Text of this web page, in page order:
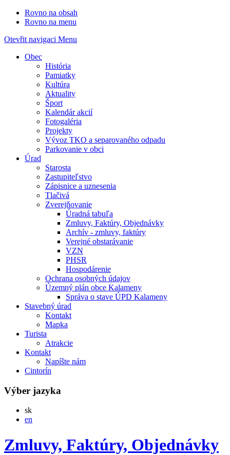
Rovno na obsah
Rovno na menu
Otevřit navigaci Menu
Obec
História
Pamiatky
Kultúra
Aktuality
Šport
Kalendár akcií
Fotogaléria
Projekty
Vývoz TKO a separovaného odpadu
Parkovanie v obci
Úrad
Starosta
Zastupiteľstvo
Zápisnice a uznesenia
Tlačivá
Zverejňovanie
Úradná tabuľa
Zmluvy, Faktúry, Objednávky
Archív - zmluvy, faktúry
Verejné obstarávanie
VZN
PHSR
Hospodárenie
Ochrana osobných údajov
Územný plán obce Kalameny
Správa o stave ÚPD Kalameny
Stavebný úrad
Kontakt
Mapka
Turista
Atrakcie
Kontakt
Napíšte nám
Cintorín
Výber jazyka
skSlovensky
en
Zmluvy, Faktúry, Objednávky